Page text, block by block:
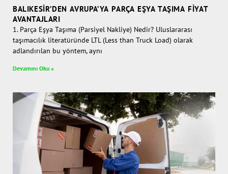
BALIKESIR’DEN AVRUPA’YA PARÇA EŞYA TAŞIMA FIYAT
AVANTAJLARI
1. Parça Eşya Taşıma (Parsiyel Nakliye) Nedir? Uluslararası
taşımacılık literatüründe LTL (Less than Truck Load) olarak
adlandırılan bu yöntem, aynı
Devamını Oku »